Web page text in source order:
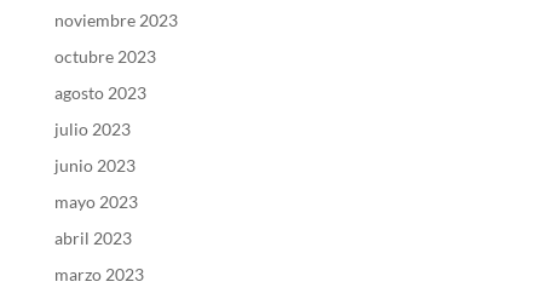
noviembre 2023
octubre 2023
agosto 2023
julio 2023
junio 2023
mayo 2023
abril 2023
marzo 2023